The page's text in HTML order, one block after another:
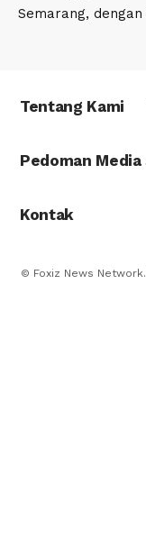
Semarang,
Tentang Kami
Pedoman Media
Kontak
© Foxiz News